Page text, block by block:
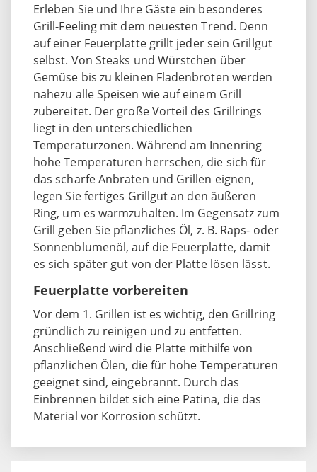
Erleben Sie und Ihre Gäste ein besonderes
Grill-Feeling mit dem neuesten Trend. Denn
auf einer Feuerplatte grillt jeder sein Grillgut
selbst. Von Steaks und Würstchen über
Gemüse bis zu kleinen Fladenbroten werden
nahezu alle Speisen wie auf einem Grill
zubereitet. Der große Vorteil des Grillrings
liegt in den unterschiedlichen
Temperaturzonen. Während am Innenring
hohe Temperaturen herrschen, die sich für
das scharfe Anbraten und Grillen eignen,
legen Sie fertiges Grillgut an den äußeren
Ring, um es warmzuhalten. Im Gegensatz zum
Grill geben Sie pflanzliches Öl, z. B. Raps- oder
Sonnenblumenöl, auf die Feuerplatte, damit
es sich später gut von der Platte lösen lässt.
Feuerplatte vorbereiten
Vor dem 1. Grillen ist es wichtig, den Grillring
gründlich zu reinigen und zu entfetten.
Anschließend wird die Platte mithilfe von
pflanzlichen Ölen, die für hohe Temperaturen
geeignet sind, eingebrannt. Durch das
Einbrennen bildet sich eine Patina, die das
Material vor Korrosion schützt.